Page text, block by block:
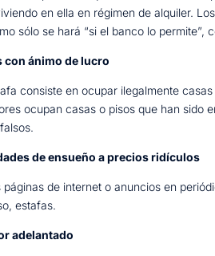
en ella en régimen de alquiler.
sólo se hará “si el banco lo
con ánimo de lucro
consiste en ocupar ilegalmente
ocupan casas o pisos que han sido
de ensueño a precios ridículos
páginas de internet o anuncios en
estafas.
adelantado